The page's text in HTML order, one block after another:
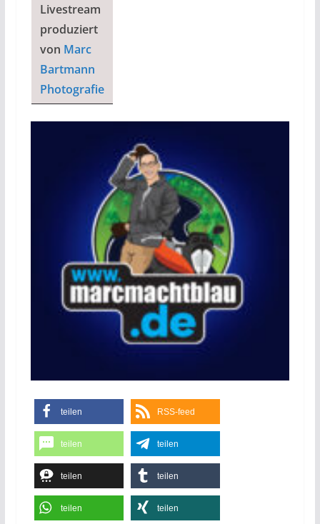
Livestream
produziert
von Marc
Bartmann
Photografie
teilen RSS-feed
teilen teilen
teilen teilen
teilen teilen